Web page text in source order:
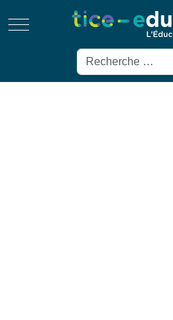
Mobile Menu Toggle
Rechercher